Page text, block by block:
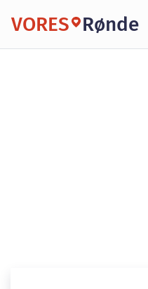
VORES Rønde